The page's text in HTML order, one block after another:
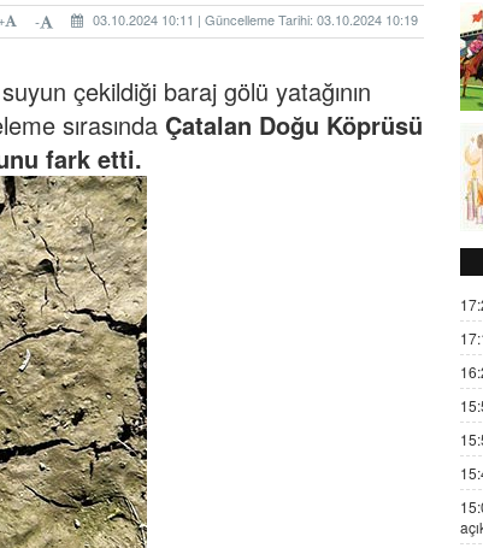
03.10.2024 10:11 | Güncelleme Tarihi: 03.10.2024 10:19
-
çekildiği baraj gölü yatağının
sırasında Çatalan Doğu Köprüsü
fark etti.